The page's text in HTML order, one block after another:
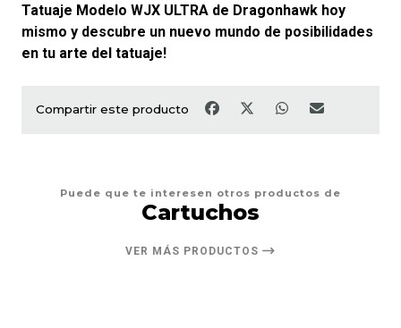
Tatuaje Modelo WJX ULTRA de Dragonhawk hoy
mismo y descubre un nuevo mundo de posibilidades
en tu arte del tatuaje!
Compartir este producto
Puede que te interesen otros productos de
Cartuchos
VER MÁS PRODUCTOS